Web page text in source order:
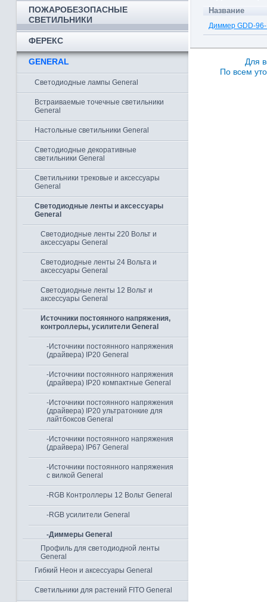
ПОЖАРОБЕЗОПАСНЫЕ
СВЕТИЛЬНИКИ
ФЕРЕКС
GENERAL
Светодиодные лампы General
Встраиваемые точечные светильники
General
Настольные светильники General
Светодиодные декоративные
светильники General
Светильники трековые и аксессуары
General
Светодиодные ленты и аксессуары
General
Светодиодные ленты 220 Вольт и
аксессуары General
Светодиодные ленты 24 Вольта и
аксессуары General
Светодиодные ленты 12 Вольт и
аксессуары General
Источники постоянного напряжения,
контроллеры, усилители General
-Источники постоянного напряжения
(драйвера) IP20 General
-Источники постоянного напряжения
(драйвера) IP20 компактные General
-Источники постоянного напряжения
(драйвера) IP20 ультратонкие для
лайтбоксов General
-Источники постоянного напряжения
(драйвера) IP67 General
-Источники постоянного напряжения
с вилкой General
-RGB Контроллеры 12 Вольт General
-RGB усилители General
-Диммеры General
Профиль для светодиодной ленты
General
Гибкий Неон и аксессуары General
Светильники для растений FITO General
Название
Диммер GDD-
Для
По всем